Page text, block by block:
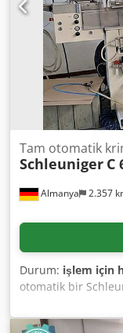
Almanya 2.357
Tam otomatik
Schleuniger C
Durum: işlem için
otomatik bir
İstasyonlar: 2,
aralığı: 0,15mm²-